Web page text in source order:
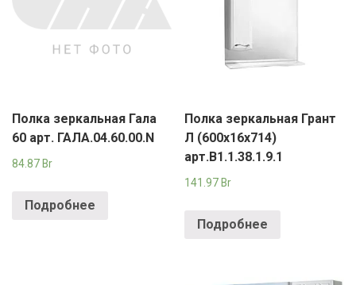
Полка зеркальная Гала
60 арт. ГАЛА.04.60.00.N
84.87 Br
Подробнее
Полка зеркальная Грант
Л (600х16х714)
арт.В1.1.38.1.9.1
141.97 Br
Подробнее